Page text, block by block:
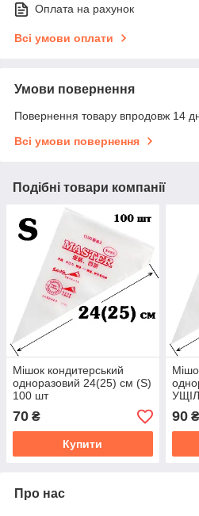
Оплата на рахунок
Всі умови оплати
Умови повернення
Повернення товару впродовж 14
Всі умови повернення
Подібні товари компанії
Мішок кондитерський
одноразовий 24(25) см (S)
100 шт
70 ₴
Купити
шт
90₴
Про нас